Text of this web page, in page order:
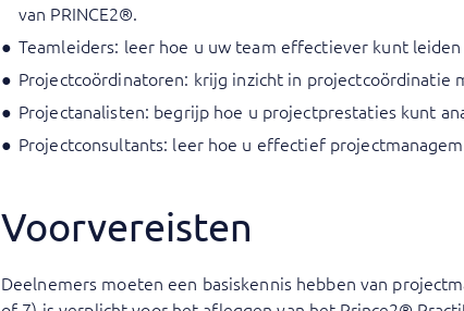
van PRINCE2®.
Teamleiders: leer hoe u uw team effectiever kunt
Projectcoördinatoren: krijg inzicht in projectcoördinatie
Projectanalisten: begrijp hoe u projectprestaties kunt
Projectconsultants: leer hoe u effectief
Voorvereisten
Deelnemers moeten een basiskennis hebben van